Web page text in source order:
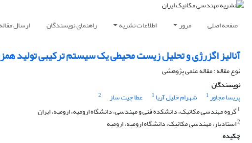
صفحه اصلی مرور اطلاعات نشریه راهنمای نویسندگان ارسال مقاله
آنالیز اگزرژی و تحلیل زیست محیطی یک سیستم ترکیبی تولید
نوع مقاله : مقاله علمی پژوهشی
نویسندگان
پریسا مجاور1 شهرام خلیل آریا 1 عطا چیت ساز
2
1گروه مهندسی مکانیک، دانشکده فنی و مهندسی، دانشگاه ارومیه، ارومیه، ایران
2استادیار، مهندسی مکانیک، دانشگاه ارومیه، ارومیه
چکیده